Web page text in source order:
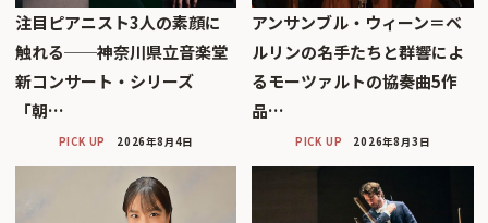
注目ピアニスト3人の素顔に
触れる──神奈川県立音楽堂
新コンサート・シリーズ
「朝…
PICK UP 2026年8月4日
アンサンブル・ウィーン＝ベ
ルリンの名手たちと群響によ
るモーツァルトの協奏曲5作
品…
PICK UP 2026年8月3日